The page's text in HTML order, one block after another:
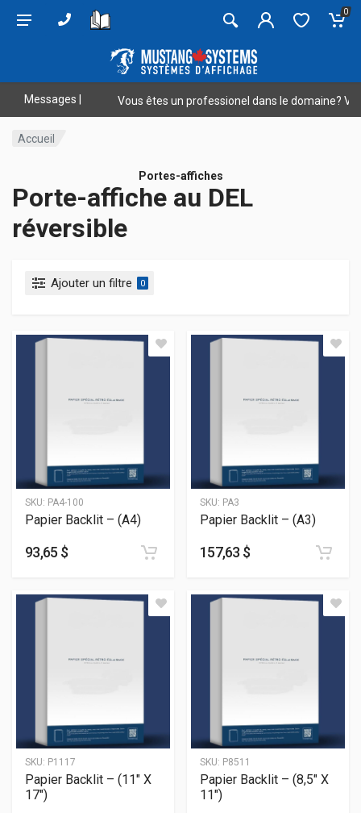
0
Messages
êtes un professionel dans le domaine? Veuillez vous connecter
Accueil
Portes-affiches
Porte-affiche au DEL
réversible
Ajouter un filtre 0
SKU: PA4-100
Papier Backlit – (A4)
93,65 $
SKU: PA3
Papier Backlit – (A3)
157,63 $
SKU: P1117
Papier Backlit – (11″ X
17″)
SKU: P8511
Papier Backlit – (8,5″ X
11″)